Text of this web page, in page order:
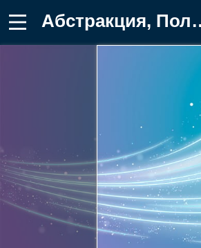
Абстракция, Полосы, Вектор Фон для телефона